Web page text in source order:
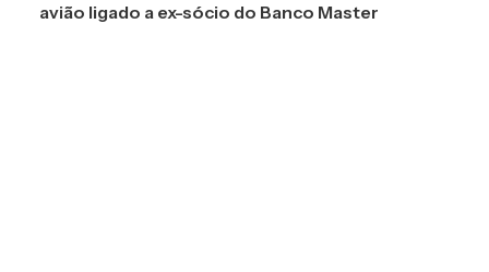
avião ligado a ex-sócio do Banco Master